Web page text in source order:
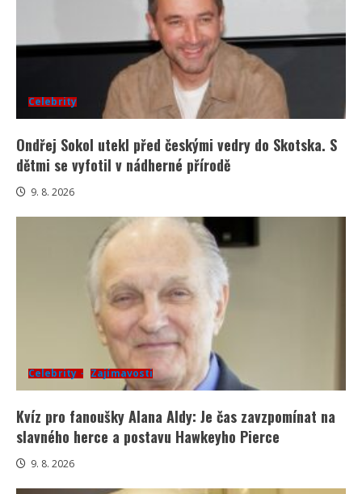
Celebrity
Ondřej Sokol utekl před českými vedry do Skotska. S
dětmi se vyfotil v nádherné přírodě
9. 8. 2026
Celebrity Zajímavosti
Kvíz pro fanoušky Alana Aldy: Je čas zavzpomínat na
slavného herce a postavu Hawkeyho Pierce
9. 8. 2026